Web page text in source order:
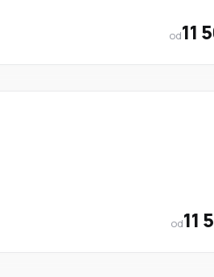
od11
od11